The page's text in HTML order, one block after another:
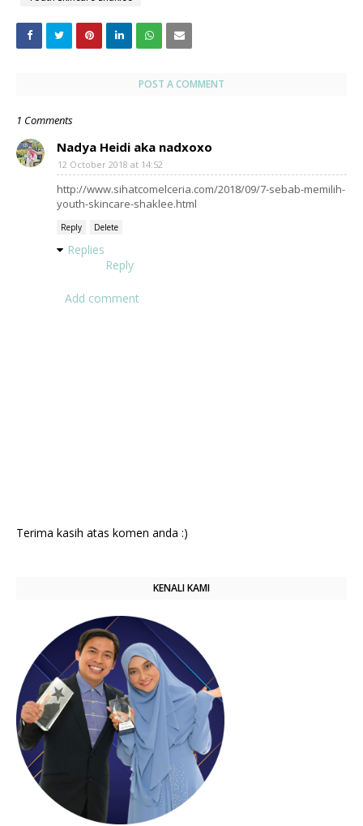
POST A COMMENT
1 Comments
Nadya Heidi aka nadxoxo
12 October 2018 at 14:52
http://www.sihatcomelceria.com/2018/09/7-sebab-memilih-
youth-skincare-shaklee.html
Reply Delete
Replies
Reply
Add comment
Terima kasih atas komen anda :)
KENALI KAMI